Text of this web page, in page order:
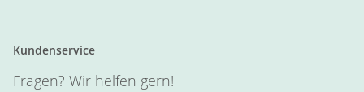
Kundenservice
Fragen? Wir helfen gern!